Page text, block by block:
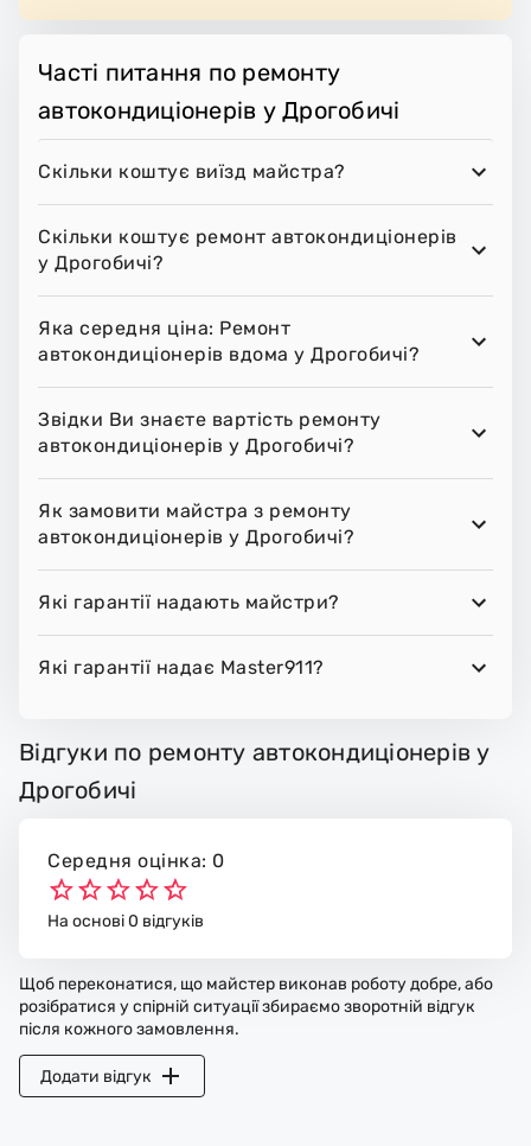
Часті питання по ремонту
автокондиціонерів у Дрогобичі
Скільки коштує виїзд майстра?
Скільки коштує ремонт автокондиціонерів
у Дрогобичі?
Яка середня ціна: Ремонт
автокондиціонерів вдома у Дрогобичі?
Звідки Ви знаєте вартість ремонту
автокондиціонерів у Дрогобичі?
Як замовити майстра з ремонту
автокондиціонерів у Дрогобичі?
Які гарантії надають майстри?
Які гарантії надає Master911?
Відгуки по ремонту автокондиціонерів у
Дрогобичі
Середня оцінка: 0
На основі 0 відгуків
Щоб переконатися, що майстер виконав роботу добре, або
розібратися у спірній ситуації збираємо зворотній відгук
після кожного замовлення.
Додати відгук